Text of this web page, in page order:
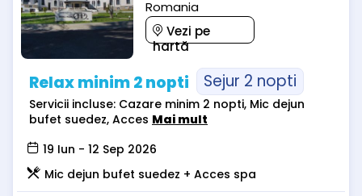
Romania
Vezi pe
hartă
Relax minim 2 nopti Sejur 2 nopti
Servicii incluse: Cazare minim 2 nopti, Mic dejun
bufet suedez, Acces Mai mult
19 Iun - 12 Sep 2026
Mic dejun bufet suedez + Acces spa